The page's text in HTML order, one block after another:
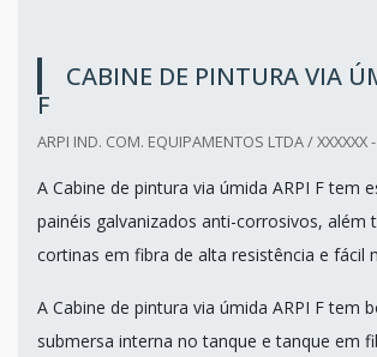
CABINE DE PINTURA VIA
F
ARPI IND. COM. EQUIPAMENTOS LTDA / XXXXXX
A Cabine de pintura via úmida ARPI F tem
painéis galvanizados anti-corrosivos, além
cortinas em fibra de alta resistência e fácil
A Cabine de pintura via úmida ARPI F tem
submersa interna no tanque e tanque em